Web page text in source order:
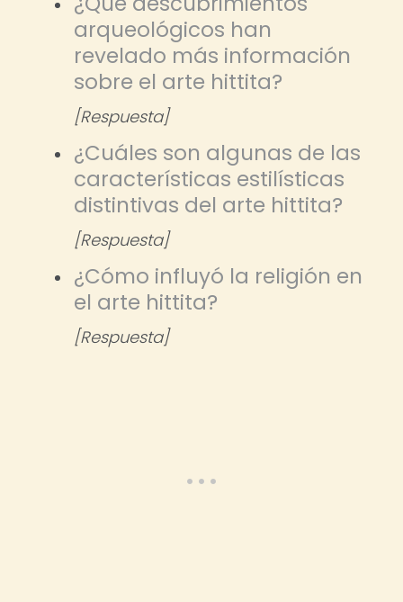
arqueológicos han
revelado más información
sobre el arte hittita?
[Respuesta]
¿Cuáles son algunas de las
características estilísticas
distintivas del arte hittita?
[Respuesta]
¿Cómo influyó la religión en
el arte hittita?
[Respuesta]